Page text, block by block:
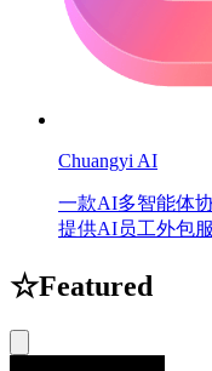
Chuangyi AI
一款AI多智能体
提供AI员工外包
☆Featured